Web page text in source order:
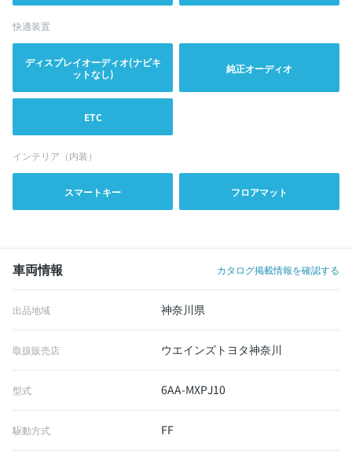
快適装置
ディスプレイオーディオ(ナビキ
ットなし)
純正オーディオ
ETC
インテリア（内装）
スマートキー フロアマット
車両情報 カタログ掲載情報を確認する
出品地域 神奈川県
取扱販売店 ウエインズトヨタ神奈川
型式 6AA-MXPJ10
駆動方式 FF